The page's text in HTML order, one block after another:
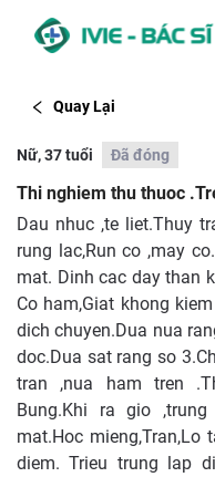
Quay Lại
Nữ, 37 tuổi Đã đóng
Thi nghiem thu thuoc
Dau nhuc ,te liet.Thuy
rung lac,Run co ,may
mat. Dinh cac day than
Co ham,Giat khong
dich chuyen.Dua nua
doc.Dua sat rang so
tran ,nua ham tren
Bung.Khi ra gio
mat.Hoc mieng,Tran,Lo
diem. Trieu trung lap